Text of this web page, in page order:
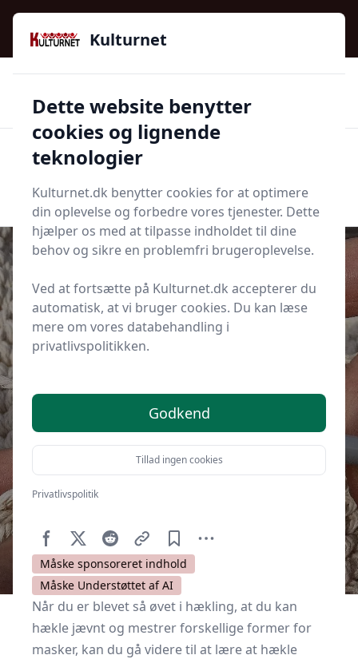
Kulturnet - Alt Det Gode I Livet | Din Kulturguide Siden
2016
97 kategorier 👍Kun godkendte butikker
Start søgning
Udgivet i Fritid
Hækling: Indtagning, udtagning
og afslutning
Måske sponsoreret indhold
Måske Understøttet af AI
Når du er blevet så øvet i hækling, at du kan
hækle jævnt og mestrer forskellige former for
masker, kan du gå videre til at lære at hækle
Kulturnet
Dette website benytter
cookies og lignende
teknologier
Kulturnet.dk benytter cookies for at optimere
din oplevelse og forbedre vores tjenester. Dette
hjælper os med at tilpasse indholdet til dine
behov og sikre en problemfri brugeroplevelse.
Ved at fortsætte på Kulturnet.dk accepterer du
automatisk, at vi bruger cookies. Du kan læse
mere om vores databehandling i
privatlivspolitikken.
Godkend
Tillad ingen cookies
Privatlivspolitik